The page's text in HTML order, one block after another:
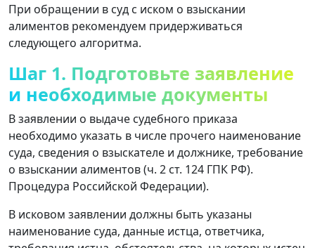
При обращении в суд с иском о взыскании
алиментов рекомендуем придерживаться
следующего алгоритма.
Шаг 1. Подготовьте заявление
и необходимые документы
В заявлении о выдаче судебного приказа
необходимо указать в числе прочего наименование
суда, сведения о взыскателе и должнике, требование
о взыскании алиментов (ч. 2 ст. 124 ГПК РФ).
Процедура Российской Федерации).
В исковом заявлении должны быть указаны
наименование суда, данные истца, ответчика,